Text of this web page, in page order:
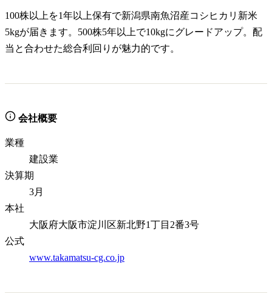
100株以上を1年以上保有で新潟県南魚沼産コシヒカリ新米
5kgが届きます。500株5年以上で10kgにグレードアップ。配
当と合わせた総合利回りが魅力的です。
会社概要
業種
建設業
決算期
3月
本社
大阪府大阪市淀川区新北野1丁目2番3号
公式
www.takamatsu-cg.co.jp